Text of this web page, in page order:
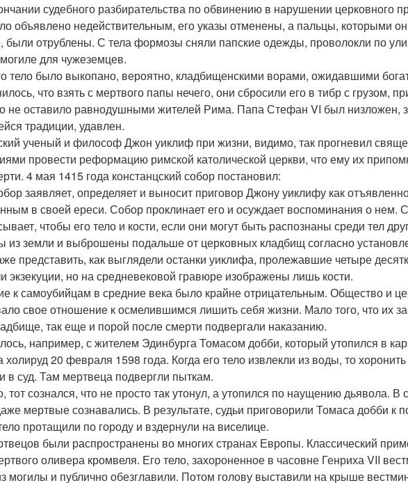
судебного разбирательства по обвинению в нарушении церковного
объявлено недействительным, его указы отменены, а пальцы, которыми
были отрублены. С тела формозы сняли папские одежды, проволокли по
для чужеземцев.
тело было выкопано, вероятно, кладбищенскими ворами, ожидавшими
что взять с мертвого папы нечего, они сбросили его в тибр с грузом,
не оставило равнодушными жителей Рима. Папа Стефан VI был низложен,
традиции, удавлен.
ученый и философ Джон уиклиф при жизни, видимо, так прогневил
провести реформацию римской католической церкви, что ему их
4 мая 1415 года констанцский собор постановил:
заявляет, определяет и выносит приговор Джону уиклифу как
в своей ереси. Собор проклинает его и осуждает воспоминания о нем.
чтобы его тело и кости, если они могут быть распознаны среди тел
из земли и выброшены подальше от церковных кладбищ согласно
представить, как выглядели останки уиклифа, пролежавшие четыре
экзекуции, но на средневековой гравюре изображены лишь кости.
к самоубийцам в средние века было крайне отрицательным. Общество и
свое отношение к осмелившимся лишить себя жизни. Мало того, что их
так еще и порой после смерти подвергали наказанию.
например, с жителем Эдинбурга Томасом добби, который утопился в
холируд 20 февраля 1598 года. Когда его тело извлекли из воды, то
в суд. Там мертвеца подвергли пыткам.
тот сознался, что не просто так утонул, а утопился по наущению дьявола. В
мертвые сознавались. В результате, судьи приговорили Томаса добби
протащили по городу и вздернули на виселице.
были распространены во многих странах Европы. Классический
оливера кромвеля. Его тело, захороненное в часовне Генриха VII
могилы и публично обезглавили. Потом голову выставили на крыше